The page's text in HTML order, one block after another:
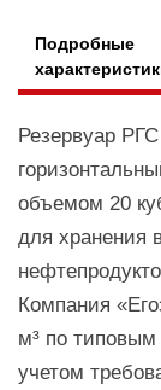
Подробные
Резервуар
объемом 20
для хранения
Компания
м³ по
учетом